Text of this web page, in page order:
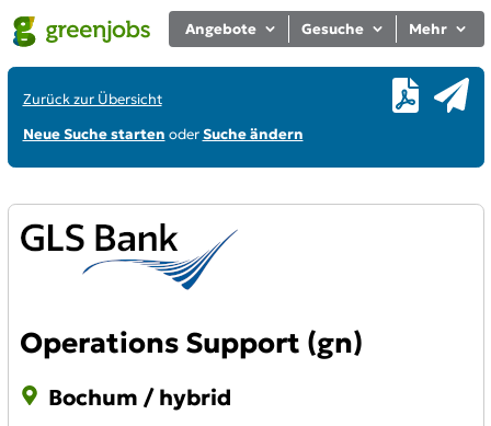
Angebote Gesuche Mehr
Zurück zur Übersicht
Neue Suche starten oderSuche ändern
Operations Support (gn)
Bochum / hybrid